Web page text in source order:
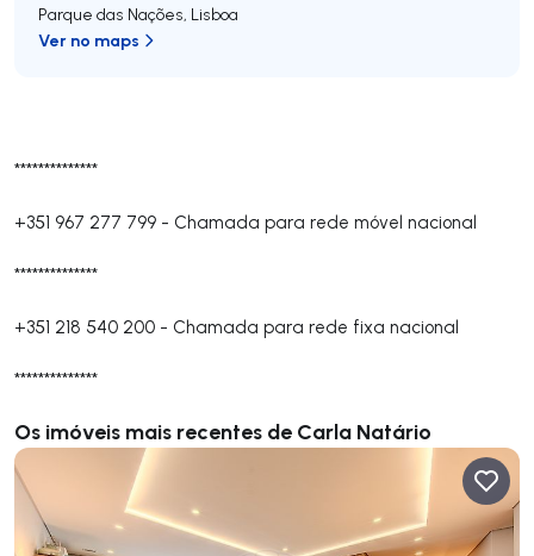
**************
+351 967 277 799 - Chamada para rede móvel nacional
**************
+351 218 540 200 - Chamada para rede fixa nacional
**************
Os imóveis mais recentes de Carla Natário
Parque das Nações, Lisboa
Ver no maps